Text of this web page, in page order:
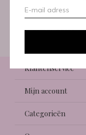
Klantenservice
Mijn account
Categorieën